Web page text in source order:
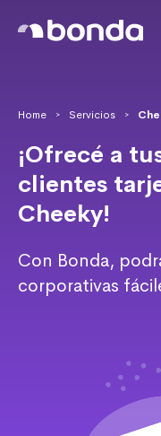
Home > Servicios >
¡Ofrecé a
clientes
Cheeky!
Con Bonda,
corporativas